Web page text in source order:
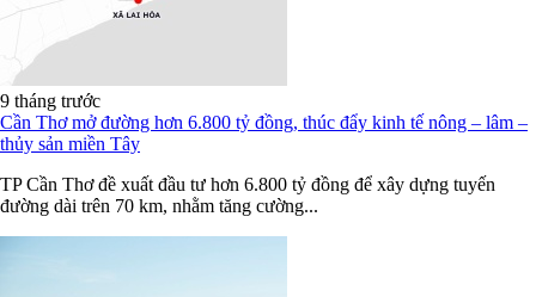
9 tháng trước
Cần Thơ mở đường hơn 6.800 tỷ đồng, thúc đẩy kinh tế nông – lâm –
thủy sản miền Tây
TP Cần Thơ đề xuất đầu tư hơn 6.800 tỷ đồng để xây dựng tuyến
đường dài trên 70 km, nhằm tăng cường...